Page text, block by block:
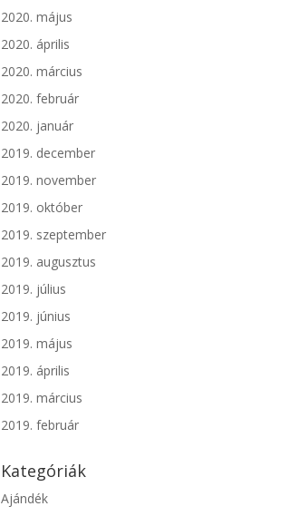
2020. május
2020. április
2020. március
2020. február
2020. január
2019. december
2019. november
2019. október
2019. szeptember
2019. augusztus
2019. július
2019. június
2019. május
2019. április
2019. március
2019. február
Kategóriák
Ajándék